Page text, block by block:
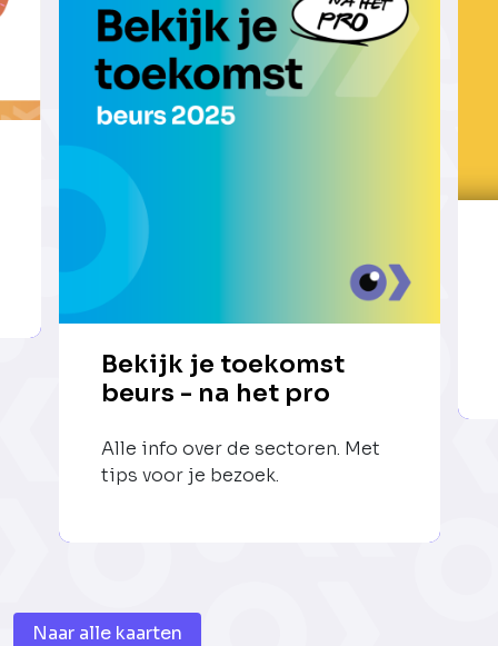
Bekijk je toekomst
beurs - na het pro
Alle info over de sectoren. Met
tips voor je bezoek.
Naar alle kaarten